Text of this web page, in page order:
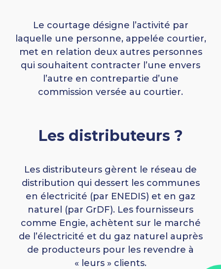
Le courtage désigne l’activité par
laquelle une personne, appelée courtier,
met en relation deux autres personnes
qui souhaitent contracter l’une envers
l’autre en contrepartie d’une
commission versée au courtier.
Les distributeurs ?
Les distributeurs gèrent le réseau de
distribution qui dessert les communes
en électricité (par ENEDIS) et en gaz
naturel (par GrDF). Les fournisseurs
comme Engie, achètent sur le marché
de l’électricité et du gaz naturel auprès
de producteurs pour les revendre à
« leurs » clients.